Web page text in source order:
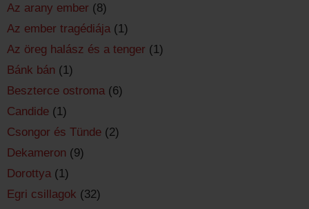
Az arany ember (8)
Az ember tragédiája (1)
Az öreg halász és a tenger (1)
Bánk bán (1)
Beszterce ostroma (6)
Candide (1)
Csongor és Tünde (2)
Dekameron (9)
Dorottya (1)
Egri csillagok (32)